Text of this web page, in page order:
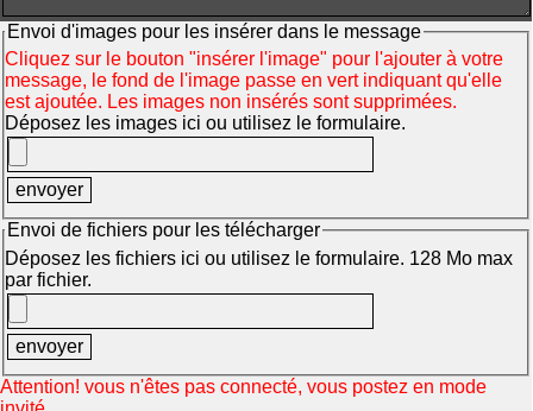
Envoi d'images pour les insérer dans le message
Cliquez sur le bouton "insérer l'image" pour l'ajouter à votre
message, le fond de l'image passe en vert indiquant qu'elle
est ajoutée. Les images non insérés sont supprimées.
Déposez les images ici ou utilisez le formulaire.
Envoi de fichiers pour les télécharger
Déposez les fichiers ici ou utilisez le formulaire. 128 Mo max
par fichier.
Attention! vous n'êtes pas connecté, vous postez en mode